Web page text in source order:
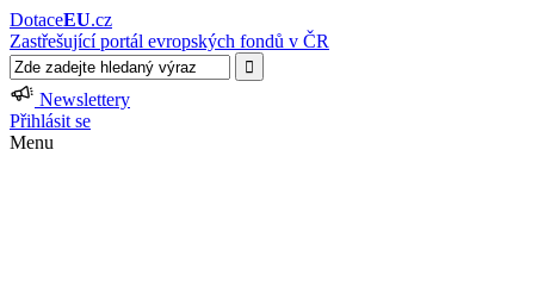
DotaceEU.cz
Zastřešující portál evropských fondů v ČR
Newslettery
Přihlásit se
Menu